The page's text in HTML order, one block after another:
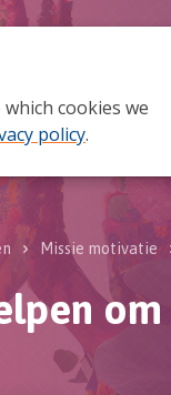
cookies we
policy.
doen Doe
Missie motivatie
om